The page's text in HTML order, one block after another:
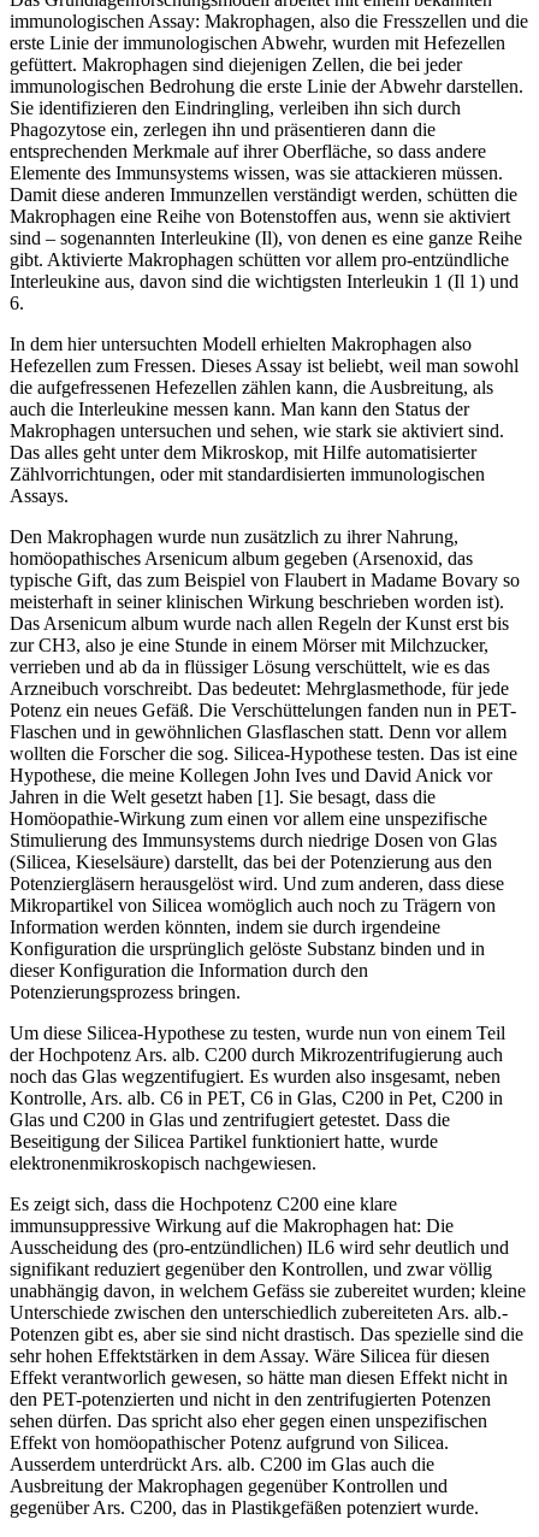
immunologischen Assay: Makrophagen, also die Fresszellen und die
erste Linie der immunologischen Abwehr, wurden mit Hefezellen
gefüttert. Makrophagen sind diejenigen Zellen, die bei jeder
immunologischen Bedrohung die erste Linie der Abwehr darstellen.
Sie identifizieren den Eindringling, verleiben ihn sich durch
Phagozytose ein, zerlegen ihn und präsentieren dann die
entsprechenden Merkmale auf ihrer Oberfläche, so dass andere
Elemente des Immunsystems wissen, was sie attackieren müssen.
Damit diese anderen Immunzellen verständigt werden, schütten die
Makrophagen eine Reihe von Botenstoffen aus, wenn sie aktiviert
sind – sogenannten Interleukine (Il), von denen es eine ganze Reihe
gibt. Aktivierte Makrophagen schütten vor allem pro-entzündliche
Interleukine aus, davon sind die wichtigsten Interleukin 1 (Il 1) und
6.
In dem hier untersuchten Modell erhielten Makrophagen also
Hefezellen zum Fressen. Dieses Assay ist beliebt, weil man sowohl
die aufgefressenen Hefezellen zählen kann, die Ausbreitung, als
auch die Interleukine messen kann. Man kann den Status der
Makrophagen untersuchen und sehen, wie stark sie aktiviert sind.
Das alles geht unter dem Mikroskop, mit Hilfe automatisierter
Zählvorrichtungen, oder mit standardisierten immunologischen
Assays.
Den Makrophagen wurde nun zusätzlich zu ihrer Nahrung,
homöopathisches Arsenicum album gegeben (Arsenoxid, das
typische Gift, das zum Beispiel von Flaubert in Madame Bovary so
meisterhaft in seiner klinischen Wirkung beschrieben worden ist).
Das Arsenicum album wurde nach allen Regeln der Kunst erst bis
zur CH3, also je eine Stunde in einem Mörser mit Milchzucker,
verrieben und ab da in flüssiger Lösung verschüttelt, wie es das
Arzneibuch vorschreibt. Das bedeutet: Mehrglasmethode, für jede
Potenz ein neues Gefäß. Die Verschüttelungen fanden nun in PET-
Flaschen und in gewöhnlichen Glasflaschen statt. Denn vor allem
wollten die Forscher die sog. Silicea-Hypothese testen. Das ist eine
Hypothese, die meine Kollegen John Ives und David Anick vor
Jahren in die Welt gesetzt haben [1]. Sie besagt, dass die
Homöopathie-Wirkung zum einen vor allem eine unspezifische
Stimulierung des Immunsystems durch niedrige Dosen von Glas
(Silicea, Kieselsäure) darstellt, das bei der Potenzierung aus den
Potenziergläsern herausgelöst wird. Und zum anderen, dass diese
Mikropartikel von Silicea womöglich auch noch zu Trägern von
Information werden könnten, indem sie durch irgendeine
Konfiguration die ursprünglich gelöste Substanz binden und in
dieser Konfiguration die Information durch den
Potenzierungsprozess bringen.
Um diese Silicea-Hypothese zu testen, wurde nun von einem Teil
der Hochpotenz Ars. alb. C200 durch Mikrozentrifugierung auch
noch das Glas wegzentifugiert. Es wurden also insgesamt, neben
Kontrolle, Ars. alb. C6 in PET, C6 in Glas, C200 in Pet, C200 in
Glas und C200 in Glas und zentrifugiert getestet. Dass die
Beseitigung der Silicea Partikel funktioniert hatte, wurde
elektronenmikroskopisch nachgewiesen.
Es zeigt sich, dass die Hochpotenz C200 eine klare
immunsuppressive Wirkung auf die Makrophagen hat: Die
Ausscheidung des (pro-entzündlichen) IL6 wird sehr deutlich und
signifikant reduziert gegenüber den Kontrollen, und zwar völlig
unabhängig davon, in welchem Gefäss sie zubereitet wurden; kleine
Unterschiede zwischen den unterschiedlich zubereiteten Ars. alb.-
Potenzen gibt es, aber sie sind nicht drastisch. Das spezielle sind die
sehr hohen Effektstärken in dem Assay. Wäre Silicea für diesen
Effekt verantworlich gewesen, so hätte man diesen Effekt nicht in
den PET-potenzierten und nicht in den zentrifugierten Potenzen
sehen dürfen. Das spricht also eher gegen einen unspezifischen
Effekt von homöopathischer Potenz aufgrund von Silicea.
Ausserdem unterdrückt Ars. alb. C200 im Glas auch die
Ausbreitung der Makrophagen gegenüber Kontrollen und
gegenüber Ars. C200, das in Plastikgefäßen potenziert wurde.